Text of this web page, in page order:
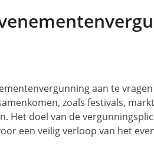
aan te
zoals festivals,
doel van de
een veilig verloop van het